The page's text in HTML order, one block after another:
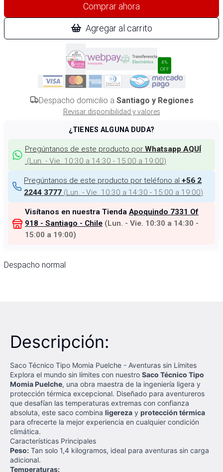
Comprar ahora
Agregar al carrito
4%
OFF
Despacho domicilio a Santiago y Regiones
Revisar disponibilidad y valores
¿TIENES ALGUNA DUDA?
Pregúntanos de este producto por Whatsapp AQUÍ
(Lun. - Vie. 10:30 a 14:30 - 15:00 a 19:00)
Pregúntanos de este producto por teléfono al +56 2
2244 3777 (Lun. - Vie. 10:30 a 14:30 - 15:00 a 19:00)
Visítanos en nuestra Tienda Apoquindo 7331 Of
918 - Santiago - Chile (Lun. - Vie. 10:30 a 14:30 -
15:00 a 19:00)
Despacho normal
Descripción:
Saco Técnico Tipo Momia Puelche - Aventuras sin Límites
Explora el mundo sin límites con nuestro Saco Técnico Tipo
Momia Puelche, una obra maestra de la ingeniería ligera y
protección térmica excepcional. Diseñado para aventureros
que desafían las temperaturas extremas con confianza
absoluta, este saco combina ligereza y protección térmica
para ofrecerte la mejor experiencia en cualquier condición
climática.
Características Principales
Peso: Tan solo 1,4 kilogramos, ideal para aventuras sin carga
adicional.
Temperaturas: